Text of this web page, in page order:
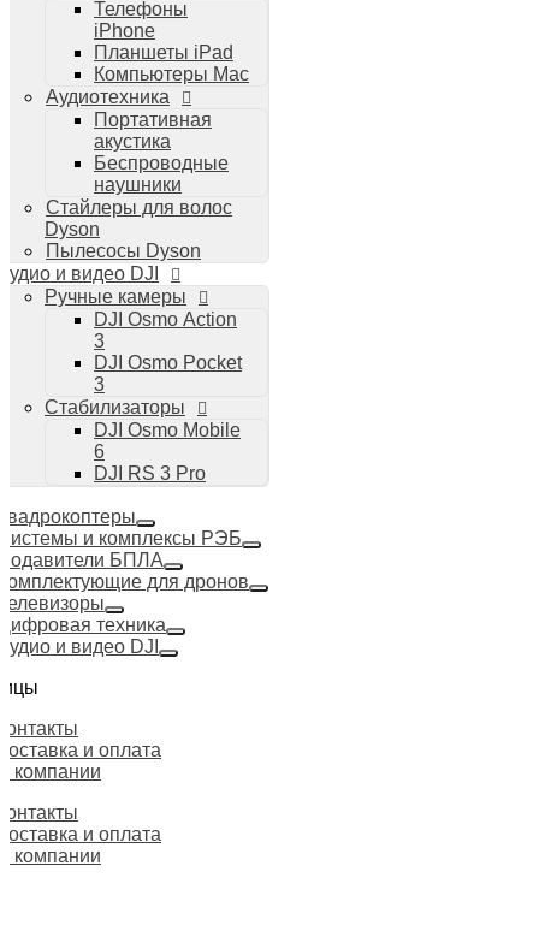
Телефоны
iPhone
Планшеты iPad
Компьютеры Mac
Аудиотехника
Портативная
акустика
Беспроводные
наушники
Стайлеры для волос
Dyson
Пылесосы Dyson
и видео DJI
Ручные камеры
DJI Osmo Action
3
DJI Osmo Pocket
3
Стабилизаторы
DJI Osmo Mobile
6
DJI RS 3 Pro
и комплексы РЭБ
БПЛА
для дронов
техника
и видео DJI
и оплата
компании
и оплата
компании